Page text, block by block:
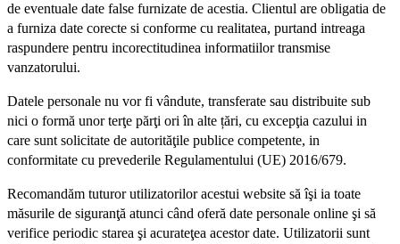
de eventuale date false furnizate de acestia. Clientul are obligatia de
a furniza date corecte si conforme cu realitatea, purtand intreaga
raspundere pentru incorectitudinea informatiilor transmise
vanzatorului.
Datele personale nu vor fi vândute, transferate sau distribuite sub
nici o formă unor terţe părţi ori în alte țări, cu excepţia cazului in
care sunt solicitate de autorităţile publice competente, in
conformitate cu prevederile Regulamentului (UE) 2016/679.
Recomandăm tuturor utilizatorilor acestui website să îşi ia toate
măsurile de siguranţă atunci când oferă date personale online şi să
verifice periodic starea şi acurateţea acestor date. Utilizatorii sunt